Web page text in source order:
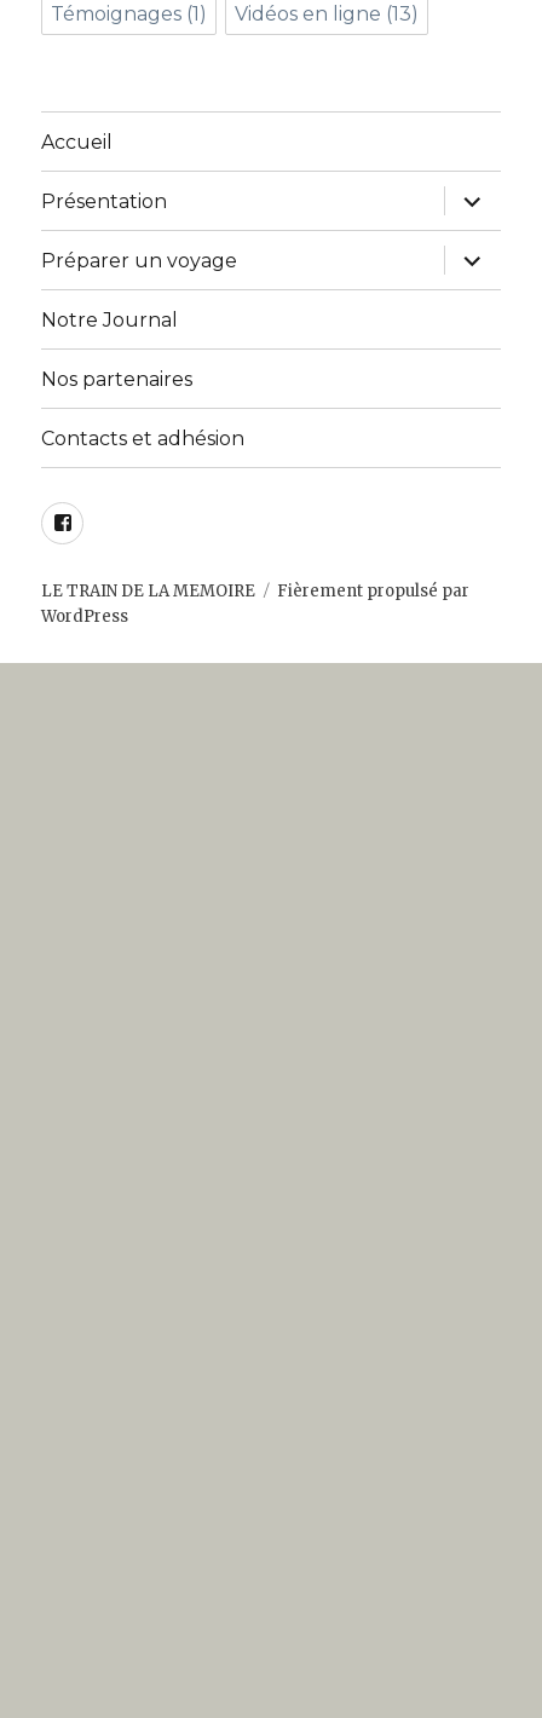
Témoignages (1) Vidéos en ligne (13)
Accueil
Présentation
ouvrir
le
sous-
menu
Préparer un voyage
ouvrir
le
sous-
Notre Journal
Nos partenaires
Contacts et adhésion
Facebook
LE TRAIN DE LA MEMOIRE
Fièrement propulsé par
WordPress